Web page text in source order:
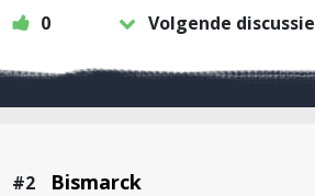
0 Volgende discussie
#2 Bismarck